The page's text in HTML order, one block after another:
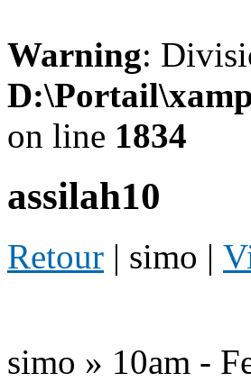
Warning:
on line 1834
assilah10
Retour | simo |
simo » 10am -